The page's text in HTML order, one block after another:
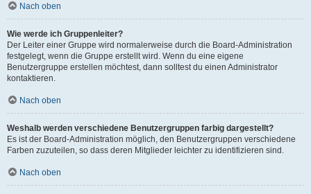
Nach oben
Wie werde ich Gruppenleiter?
Der Leiter einer Gruppe wird normalerweise durch die Board-Administration
festgelegt, wenn die Gruppe erstellt wird. Wenn du eine eigene
Benutzergruppe erstellen möchtest, dann solltest du einen Administrator
kontaktieren.
Nach oben
Weshalb werden verschiedene Benutzergruppen farbig dargestellt?
Es ist der Board-Administration möglich, den Benutzergruppen verschiedene
Farben zuzuteilen, so dass deren Mitglieder leichter zu identifizieren sind.
Nach oben